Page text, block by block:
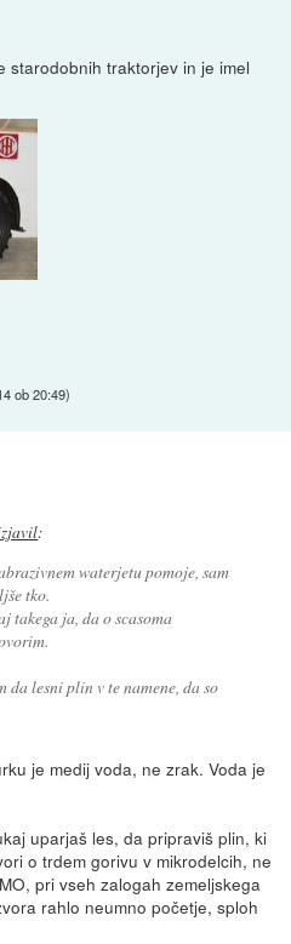
starodobnih traktorjev in je imel
ob 20:49)
:
waterjetu pomoje, sam
tko.
ja, da o scasoma
da lesni plin v te namene, da so
je medij voda, ne zrak. Voda je
uparjaš les, da pripraviš plin, ki
o trdem gorivu v mikrodelcih, ne
pri vseh zalogah zemeljskega
rahlo neumno početje, sploh